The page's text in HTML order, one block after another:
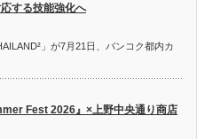
する技能強化へ
」が7月21日、バンコク都内カ
Fest 2026』×上野中央通り商店